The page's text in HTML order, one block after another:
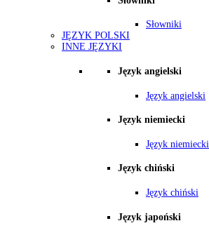
Słowniki
JĘZYK POLSKI
INNE JĘZYKI
Język angielski
Język angielski
Język niemiecki
Język niemiecki
Język chiński
Język chiński
Język japoński